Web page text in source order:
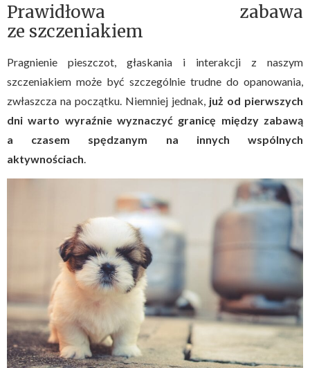
Prawidłowa zabawa
ze szczeniakiem
Pragnienie pieszczot, głaskania i interakcji z naszym
szczeniakiem może być szczególnie trudne do opanowania,
zwłaszcza na początku. Niemniej jednak, już od pierwszych
dni warto wyraźnie wyznaczyć granicę między zabawą
a czasem spędzanym na innych wspólnych
aktywnościach